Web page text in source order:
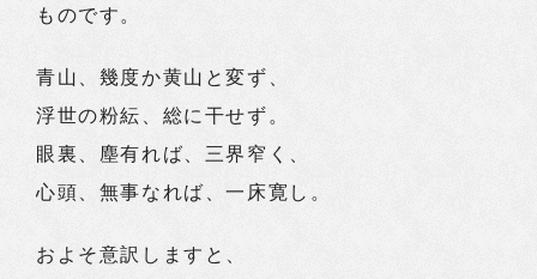
ものです。
青山、幾度か黄山と変ず、
浮世の粉紜、総に干せず。
眼裏、塵有れば、三界窄く、
心頭、無事なれば、一床寛し。
およそ意訳しますと、